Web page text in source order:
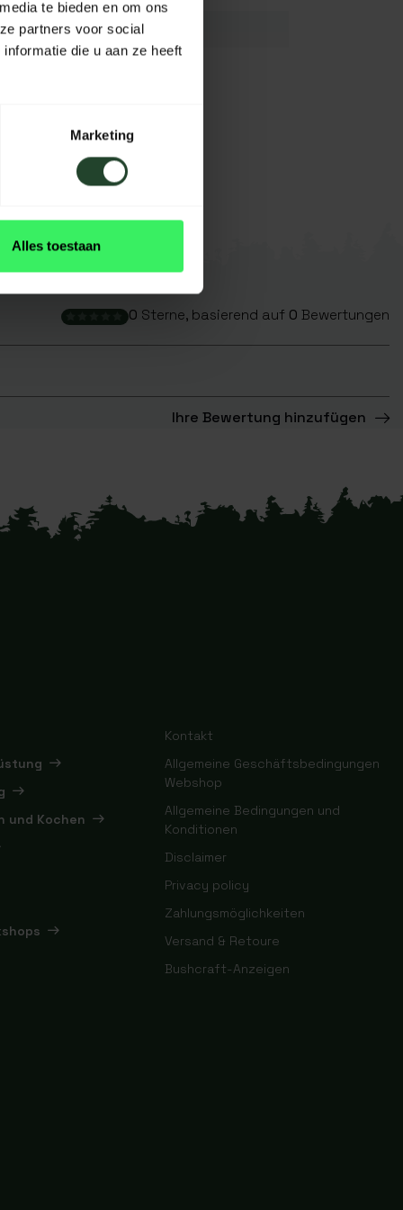
te bieden en om ons
partners voor social
die u aan ze heeft
Marketing
Alles toestaan
K.A.
0 Sterne, basierend auf 0 Bewertungen
Ihre Bewertung hinzufügen
und Kochen
Kontakt
Allgemeine Geschäftsbedingungen
Webshop
Allgemeine Bedingungen und
Konditionen
Disclaimer
Privacy policy
Zahlungsmöglichkeiten
Versand & Retoure
Bushcraft-Anzeigen